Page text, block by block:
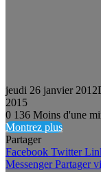
jeudi 26 janvier 2012
2015
0 136 Moins d'une
Montrez plus
Partager
Facebook Twitter
Messenger Partager